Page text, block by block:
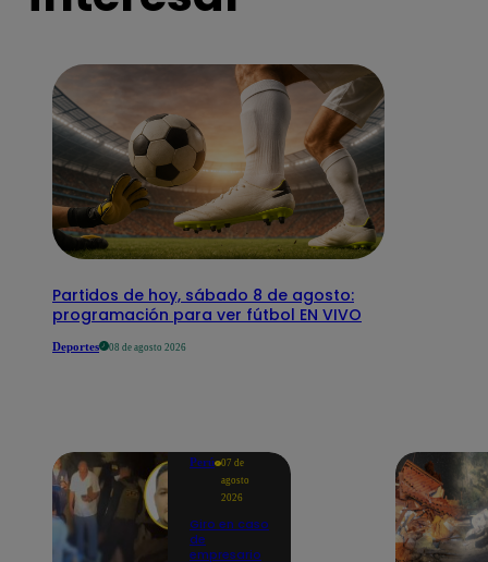
Partidos de hoy, sábado 8 de agosto:
programación para ver fútbol EN VIVO
Deportes 08 de agosto 2026
Perú 07 de
agosto
2026
Giro en caso
de
empresario